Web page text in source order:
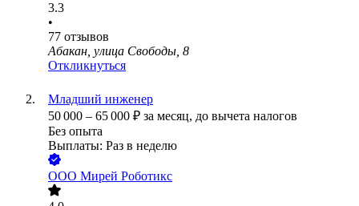
3.3
•
77 отзывов
Абакан, улица Свободы, 8
Откликнуться
Младший инженер
50 000 – 65 000 ₽ за месяц, до вычета налогов
Без опыта
Выплаты: Раз в неделю
ООО Мирей Роботикс